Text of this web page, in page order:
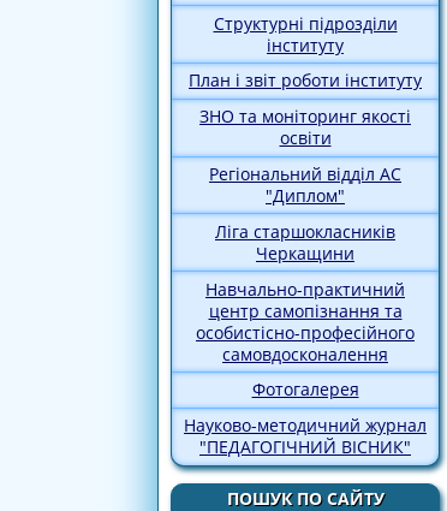
Структурні підрозділи
інституту
План і звіт роботи інституту
ЗНО та моніторинг якості
освіти
Регіональний відділ АС
"Диплом"
Ліга старшокласників
Черкащини
Навчально-практичний
центр самопізнання та
особистісно-професійного
самовдосконалення
Фотогалерея
Науково-методичний журнал
"ПЕДАГОГІЧНИЙ ВІСНИК"
ПОШУК ПО САЙТУ